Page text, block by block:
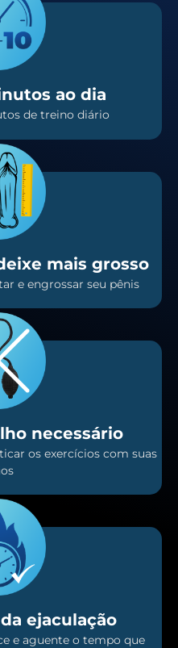
ao dia
de treino diário
mais grosso
e engrossar seu pênis
necessário
os exercícios com suas
ejaculação
e aguente o tempo que